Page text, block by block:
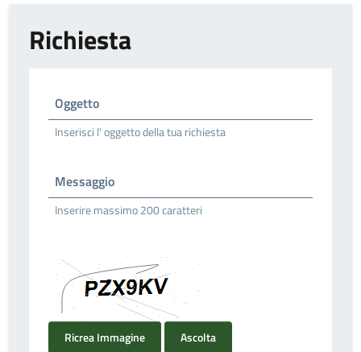
Richiesta
Oggetto
Inserisci l' oggetto della tua richiesta
Messaggio
Inserire massimo 200 caratteri
Ricrea Immagine Ascolta